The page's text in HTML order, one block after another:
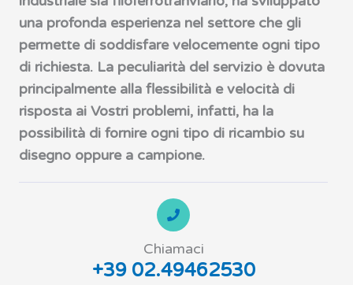
una profonda esperienza nel settore che gli
permette di soddisfare velocemente ogni tipo
di richiesta. La peculiarità del servizio è dovuta
principalmente alla flessibilità e velocità di
risposta ai Vostri problemi, infatti, ha la
possibilità di fornire ogni tipo di ricambio su
disegno oppure a campione.
Chiamaci
+39 02.49462530